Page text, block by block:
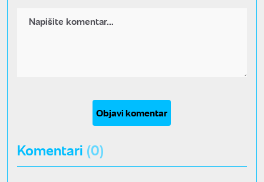
Objavi komentar
Komentari (0)